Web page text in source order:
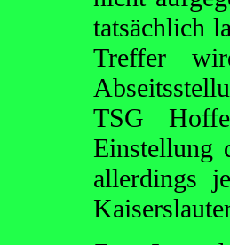
tatsächlich
Treffer
TSG
Einstellung
allerdings